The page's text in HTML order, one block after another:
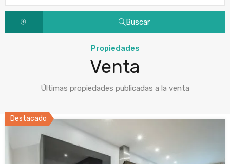
Buscar
Propiedades
Venta
Últimas propiedades publicadas a la venta
Destacado